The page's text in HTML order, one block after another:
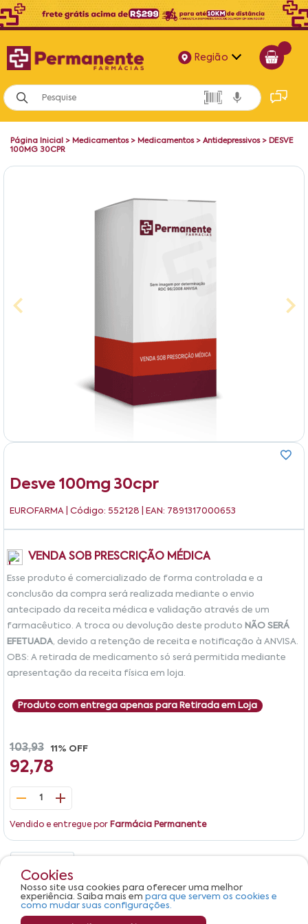
Região
Alagoas
Bahia
Página Inicial > Medicamentos> Medicamentos> Antidepressivos> DESVE
100MG 30CPR
Desve 100mg 30cpr
EUROFARMA | Código: 552128 | EAN: 7891317000653
VENDA SOB PRESCRIÇÃO MÉDICA
Esse produto é comercializado de forma controlada e a
conclusão da compra será realizada mediante o envio
antecipado da receita médica e validação através de um
farmacêutico. A troca ou devolução deste produto NÃO SERÁ
EFETUADA, devido a retenção de receita e notificação à ANVISA.
OBS: A retirada de medicamento só será permitida mediante
apresentação da receita física em loja.
Produto com entrega apenas para Retirada em Loja
103,93 11% OFF
92,78
1
Vendido e entregue por Farmácia Permanente
Produto não apresenta descrição.
Cookies
Nosso site usa cookies para oferecer uma melhor
experiência. Saiba mais em para que servem os cookies e
como mudar suas configurações.